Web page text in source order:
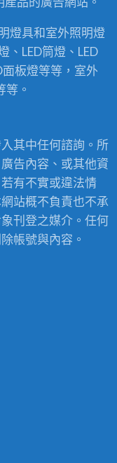
燈具和室外照明燈
、LED筒燈、LED
面板燈等等，室外
等。
其中任何諮詢。所
告內容、或其他資
有不實或違法情
站概不負責也不承
刊登之媒介。任何
帳號與內容。